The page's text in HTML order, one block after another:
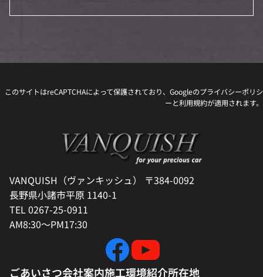
このサイトはreCAPTCHAによって保護されており、Googleのプライバシーポリシ
ーと利用規約が適用されます。
VANQUISH（ヴァンキッシュ） 〒384-0092
長野県小諸市平原 1140-1
TEL 0267-25-0911
AM8:30～PM17:30
ごあいさつ会社案内施工環境紹介所在地